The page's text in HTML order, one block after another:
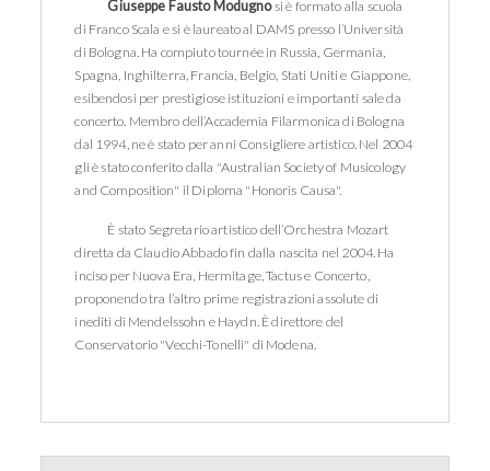
Giuseppe Fausto Modugnosi è formato alla scuola
di Franco Scala e si è laureato al DAMS presso l’Università
di Bologna. Ha compiuto tournée in Russia, Germania,
Spagna, Inghilterra, Francia, Belgio, Stati Uniti e Giappone,
esibendosi per prestigiose istituzioni e importanti sale da
concerto. Membro dell’Accademia Filarmonica di Bologna
dal 1994, ne è stato per anni Consigliere artistico. Nel 2004
gli è stato conferito dalla "Australian Society of Musicology
and Composition" il Diploma "Honoris Causa".
È stato Segretario artistico dell’Orchestra Mozart
diretta da Claudio Abbado fin dalla nascita nel 2004. Ha
inciso per Nuova Era, Hermitage, Tactus e Concerto,
proponendo tra l’altro prime registrazioni assolute di
inediti di Mendelssohn e Haydn. È direttore del
Conservatorio "Vecchi-Tonelli" di Modena.